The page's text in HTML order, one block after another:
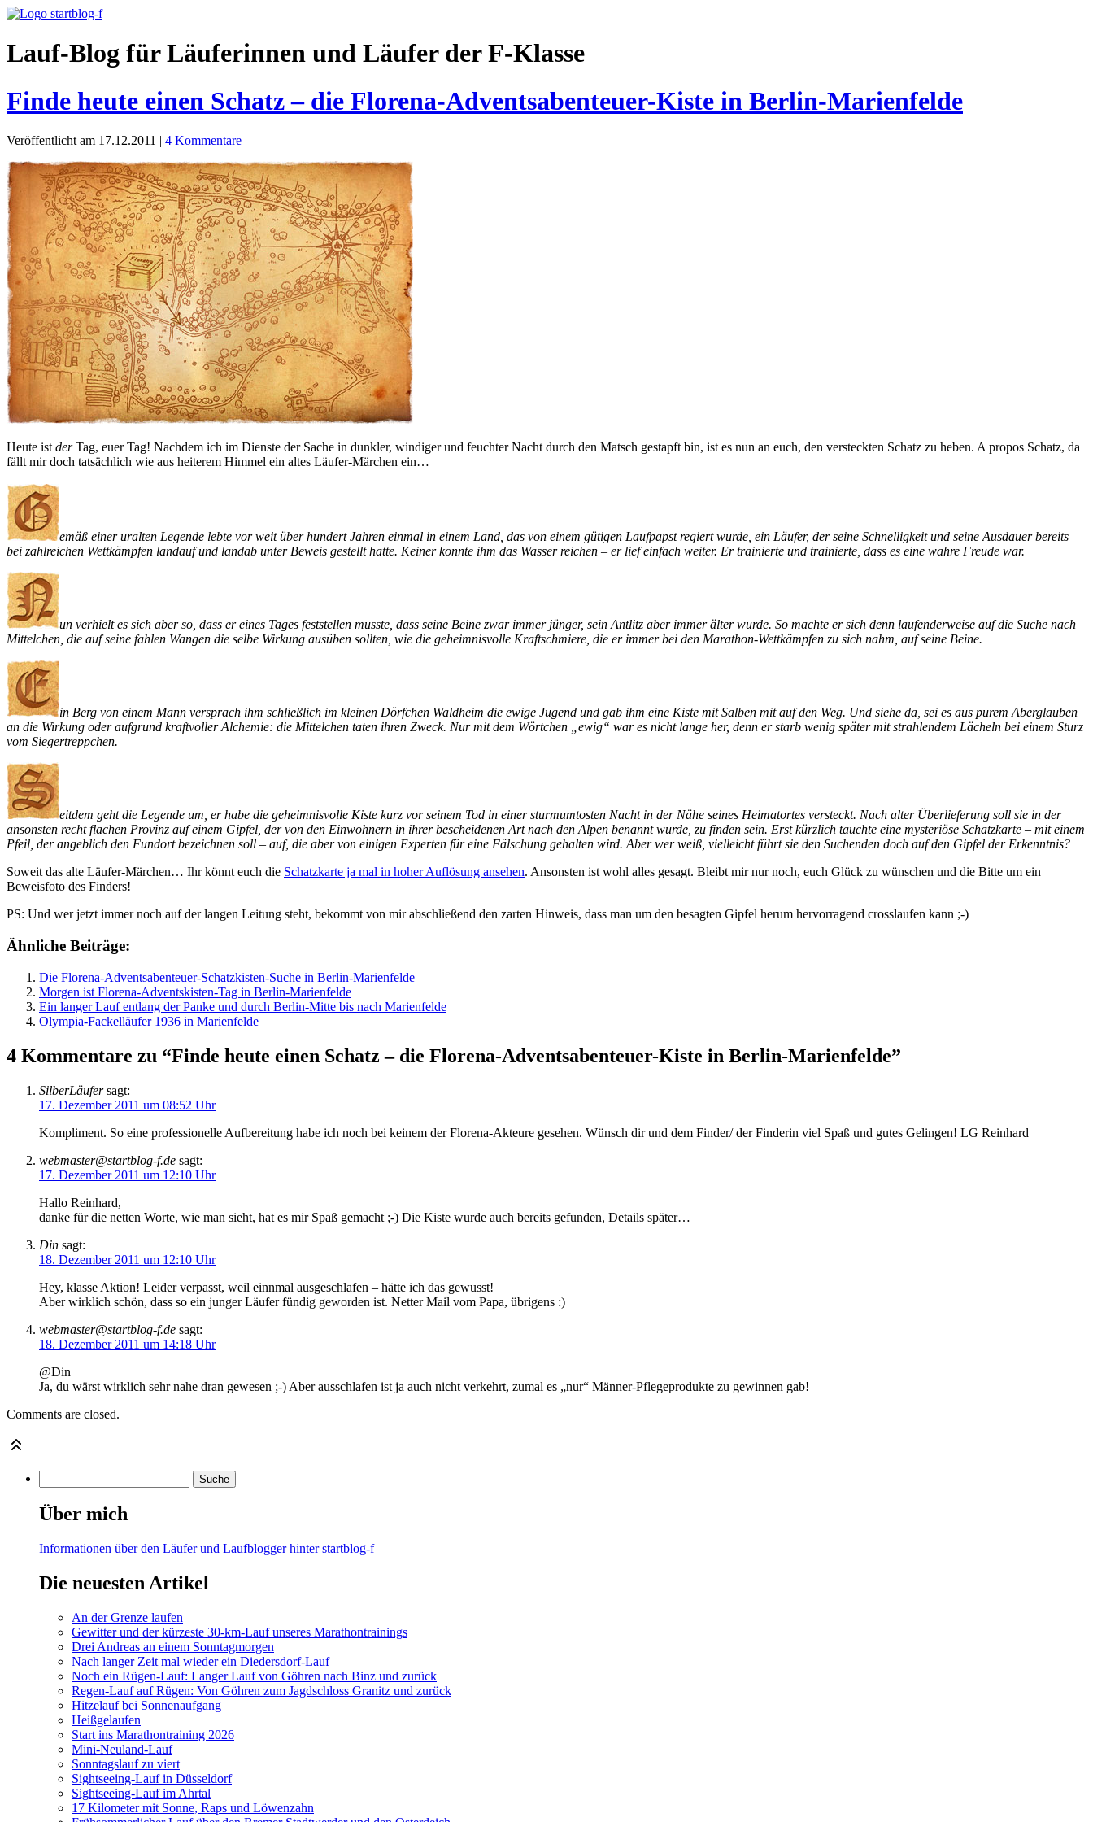
Lauf-Blog für Läuferinnen und Läufer der F-Klasse
Finde heute einen Schatz – die Florena-Adventsabenteuer-Kiste in Berlin-Marienfelde
Veröffentlicht am 17.12.2011 | 4 Kommentare
Heute ist derTag, euer Tag! Nachdem ich im Dienste der Sache in dunkler, windiger und feuchter Nacht durch den Matsch gestapft bin, ist es nun an euch, den versteckten Schatz zu heben. A propos Schatz, da
fällt mir doch tatsächlich wie aus heiterem Himmel ein altes Läufer-Märchen ein…
emäß einer uralten Legende lebte vor weit über hundert Jahren einmal in einem Land, das von einem gütigen Laufpapst regiert wurde, ein Läufer, der seine Schnelligkeit und seine Ausdauer bereits
bei zahlreichen Wettkämpfen landauf und landab unter Beweis gestellt hatte. Keiner konnte ihm das Wasser reichen – er lief einfach weiter. Er trainierte und trainierte, dass es eine wahre Freude war.
un verhielt es sich aber so, dass er eines Tages feststellen musste, dass seine Beine zwar immer jünger, sein Antlitz aber immer älter wurde. So machte er sich denn laufenderweise auf die Suche nach
Mittelchen, die auf seine fahlen Wangen die selbe Wirkung ausüben sollten, wie die geheimnisvolle Kraftschmiere, die er immer bei den Marathon-Wettkämpfen zu sich nahm, auf seine Beine.
in Berg von einem Mann versprach ihm schließlich im kleinen Dörfchen Waldheim die ewige Jugend und gab ihm eine Kiste mit Salben mit auf den Weg. Und siehe da, sei es aus purem Aberglauben
an die Wirkung oder aufgrund kraftvoller Alchemie: die Mittelchen taten ihren Zweck. Nur mit dem Wörtchen „ewig“ war es nicht lange her, denn er starb wenig später mit strahlendem Lächeln bei einem Sturz
vom Siegertreppchen.
eitdem geht die Legende um, er habe die geheimnisvolle Kiste kurz vor seinem Tod in einer sturmumtosten Nacht in der Nähe seines Heimatortes versteckt. Nach alter Überlieferung soll sie in der
ansonsten recht flachen Provinz auf einem Gipfel, der von den Einwohnern in ihrer bescheidenen Art nach den Alpen benannt wurde, zu finden sein. Erst kürzlich tauchte eine mysteriöse Schatzkarte – mit einem
Pfeil, der angeblich den Fundort bezeichnen soll – auf, die aber von einigen Experten für eine Fälschung gehalten wird. Aber wer weiß, vielleicht führt sie den Suchenden doch auf den Gipfel der Erkenntnis?
Soweit das alte Läufer-Märchen… Ihr könnt euch die Schatzkarte ja mal in hoher Auflösung ansehen. Ansonsten ist wohl alles gesagt. Bleibt mir nur noch, euch Glück zu wünschen und die Bitte um ein
Beweisfoto des Finders!
PS: Und wer jetzt immer noch auf der langen Leitung steht, bekommt von mir abschließend den zarten Hinweis, dass man um den besagten Gipfel herum hervorragend crosslaufen kann ;-)
Ähnliche Beiträge:
Die Florena-Adventsabenteuer-Schatzkisten-Suche in Berlin-Marienfelde
Morgen ist Florena-Adventskisten-Tag in Berlin-Marienfelde
Ein langer Lauf entlang der Panke und durch Berlin-Mitte bis nach Marienfelde
Olympia-Fackelläufer 1936 in Marienfelde
4 Kommentare zu “Finde heute einen Schatz – die Florena-Adventsabenteuer-Kiste in Berlin-Marienfelde”
SilberLäufer sagt:
17. Dezember 2011 um 08:52 Uhr
Kompliment. So eine professionelle Aufbereitung habe ich noch bei keinem der Florena-Akteure gesehen. Wünsch dir und dem Finder/ der Finderin viel Spaß und gutes Gelingen! LG Reinhard
webmaster@startblog-f.de sagt:
17. Dezember 2011 um 12:10 Uhr
Hallo Reinhard,
danke für die netten Worte, wie man sieht, hat es mir Spaß gemacht ;-) Die Kiste wurde auch bereits gefunden, Details später…
Din sagt:
18. Dezember 2011 um 12:10 Uhr
Hey, klasse Aktion! Leider verpasst, weil einnmal ausgeschlafen – hätte ich das gewusst!
Aber wirklich schön, dass so ein junger Läufer fündig geworden ist. Netter Mail vom Papa, übrigens :)
webmaster@startblog-f.de sagt:
18. Dezember 2011 um 14:18 Uhr
@Din
Ja, du wärst wirklich sehr nahe dran gewesen ;-) Aber ausschlafen ist ja auch nicht verkehrt, zumal es „nur“ Männer-Pflegeprodukte zu gewinnen gab!
Comments are closed.
Über mich
Informationen über den Läufer und Laufblogger hinter startblog-f
Die neuesten Artikel
An der Grenze laufen
Gewitter und der kürzeste 30-km-Lauf unseres Marathontrainings
Drei Andreas an einem Sonntagmorgen
Nach langer Zeit mal wieder ein Diedersdorf-Lauf
Noch ein Rügen-Lauf: Langer Lauf von Göhren nach Binz und zurück
Regen-Lauf auf Rügen: Von Göhren zum Jagdschloss Granitz und zurück
Hitzelauf bei Sonnenaufgang
Heißgelaufen
Start ins Marathontraining 2026
Mini-Neuland-Lauf
Sonntagslauf zu viert
Sightseeing-Lauf in Düsseldorf
Sightseeing-Lauf im Ahrtal
17 Kilometer mit Sonne, Raps und Löwenzahn